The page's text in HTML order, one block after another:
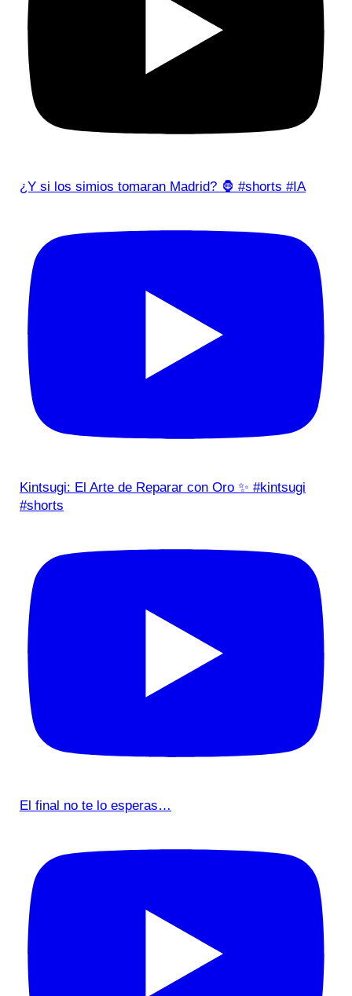
¿Y si los simios tomaran Madrid? 🦍 #shorts #IA
Kintsugi: El Arte de Reparar con Oro ✨ #kintsugi
#shorts
El final no te lo esperas…